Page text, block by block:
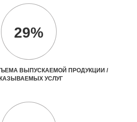
29%
ВЫПУСКАЕМОЙ ПРОДУКЦИИ /
УСЛУГ